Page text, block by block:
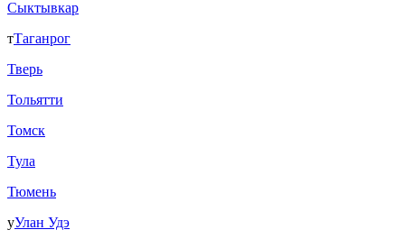
Сыктывкар
тТаганрог
Тверь
Тольятти
Томск
Тула
Тюмень
уУлан Удэ